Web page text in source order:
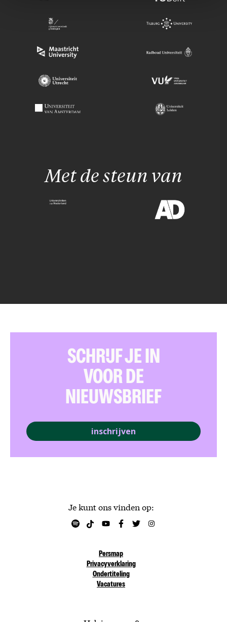
Met de steun van
Je kunt ons vinden op:
Persmap
Privacyverklaring
Ondertiteling
Vacatures
SCHRIJF JE IN
VOOR DE
NIEUWSBRIEF
inschrijven